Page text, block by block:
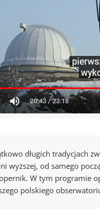
długich tradycjach
wyższej, od samego
W tym
polskiego